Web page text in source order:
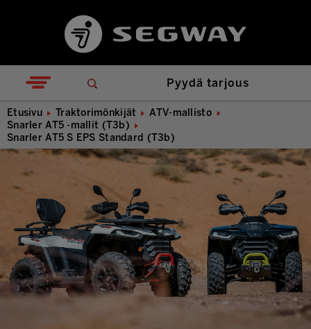
Pyydä tarjous
Etusivu Traktorimönkijät
ATV-mallisto
Snarler AT5 -mallit (T3b)
Snarler AT5 S EPS Standard (T3b)